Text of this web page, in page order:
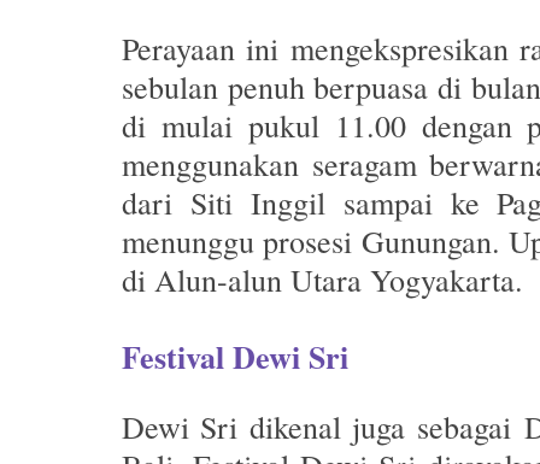
Perayaan ini mengekspresikan
sebulan penuh berpuasa di
di mulai pukul 11.00 dengan
menggunakan seragam
dari Siti Inggil sampai ke
menunggu prosesi Gunungan.
di Alun-alun Utara Yogyakarta.
Festival Dewi Sri
Dewi Sri dikenal juga sebagai